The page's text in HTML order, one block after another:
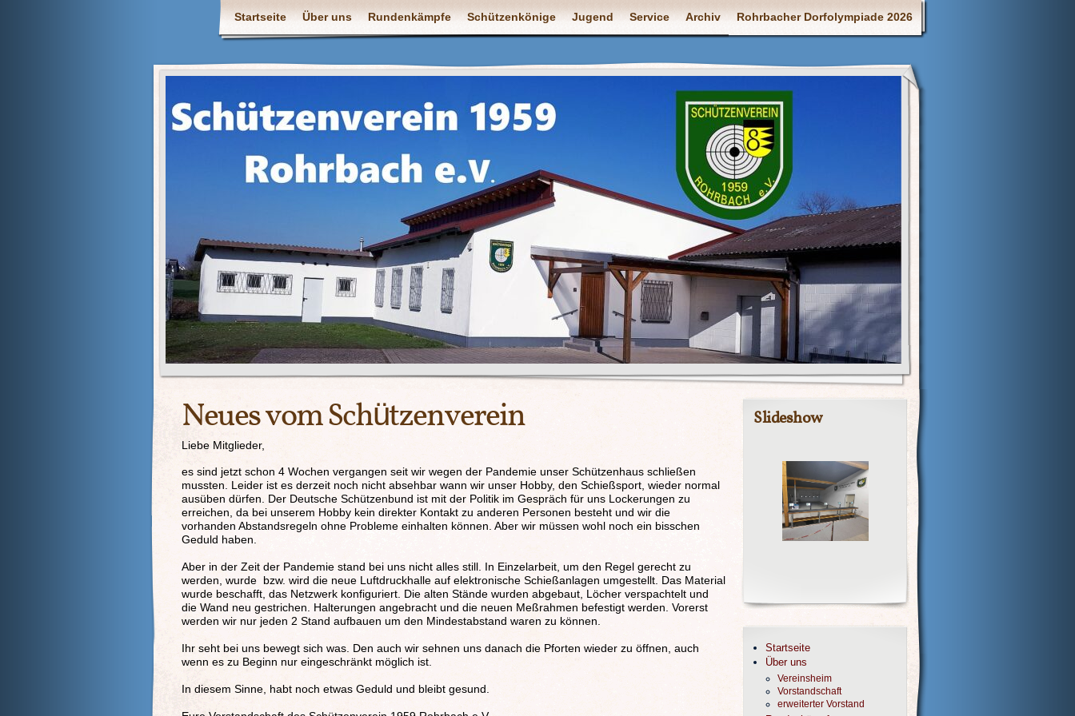
Startseite Über uns Rundenkämpfe Schützenkönige Jugend Service Archiv Rohrbacher Dorfolympiade 2026
Neues vom Schützenverein
Liebe Mitglieder,
es sind jetzt schon 4 Wochen vergangen seit wir wegen der Pandemie unser Schützenhaus schließen
mussten. Leider ist es derzeit noch nicht absehbar wann wir unser Hobby, den Schießsport, wieder normal
ausüben dürfen. Der Deutsche Schützenbund ist mit der Politik im Gespräch für uns Lockerungen zu
erreichen, da bei unserem Hobby kein direkter Kontakt zu anderen Personen besteht und wir die
vorhanden Abstandsregeln ohne Probleme einhalten können. Aber wir müssen wohl noch ein bisschen
Geduld haben.
Aber in der Zeit der Pandemie stand bei uns nicht alles still. In Einzelarbeit, um den Regel gerecht zu
werden, wurde bzw. wird die neue Luftdruckhalle auf elektronische Schießanlagen umgestellt. Das Material
wurde beschafft, das Netzwerk konfiguriert. Die alten Stände wurden abgebaut, Löcher verspachtelt und
die Wand neu gestrichen. Halterungen angebracht und die neuen Meßrahmen befestigt werden. Vorerst
werden wir nur jeden 2 Stand aufbauen um den Mindestabstand waren zu können.
Ihr seht bei uns bewegt sich was. Den auch wir sehnen uns danach die Pforten wieder zu öffnen, auch
wenn es zu Beginn nur eingeschränkt möglich ist.
In diesem Sinne, habt noch etwas Geduld und bleibt gesund.
Slideshow
Startseite
Über uns
Vereinsheim
Vorstandschaft
erweiterter Vorstand